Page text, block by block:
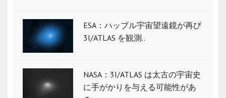
ESA：ハッブル宇宙望遠鏡が再び
3I/ATLAS を観測..
NASA：3I/ATLAS は太古の宇宙史
に手がかりを与える可能性があ